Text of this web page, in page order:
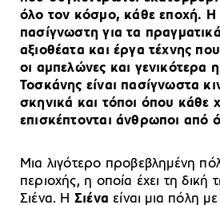
όλο τον κόσμο, κάθε εποχή. Η
πασίγνωστη για τα
αξιοθέατα και έργα τέχνης
οι αμπελώνες και γενικότερα
Τοσκάνης είναι πασίγνωστα
σκηνικά και τόποι όπου κάθε
επισκέπτονται άνθρωποι από
Μια λιγότερο προβεβλημένη
περιοχής, η οποία έχει τη δική
Σιένα. H Σιένα είναι μια πόλη με